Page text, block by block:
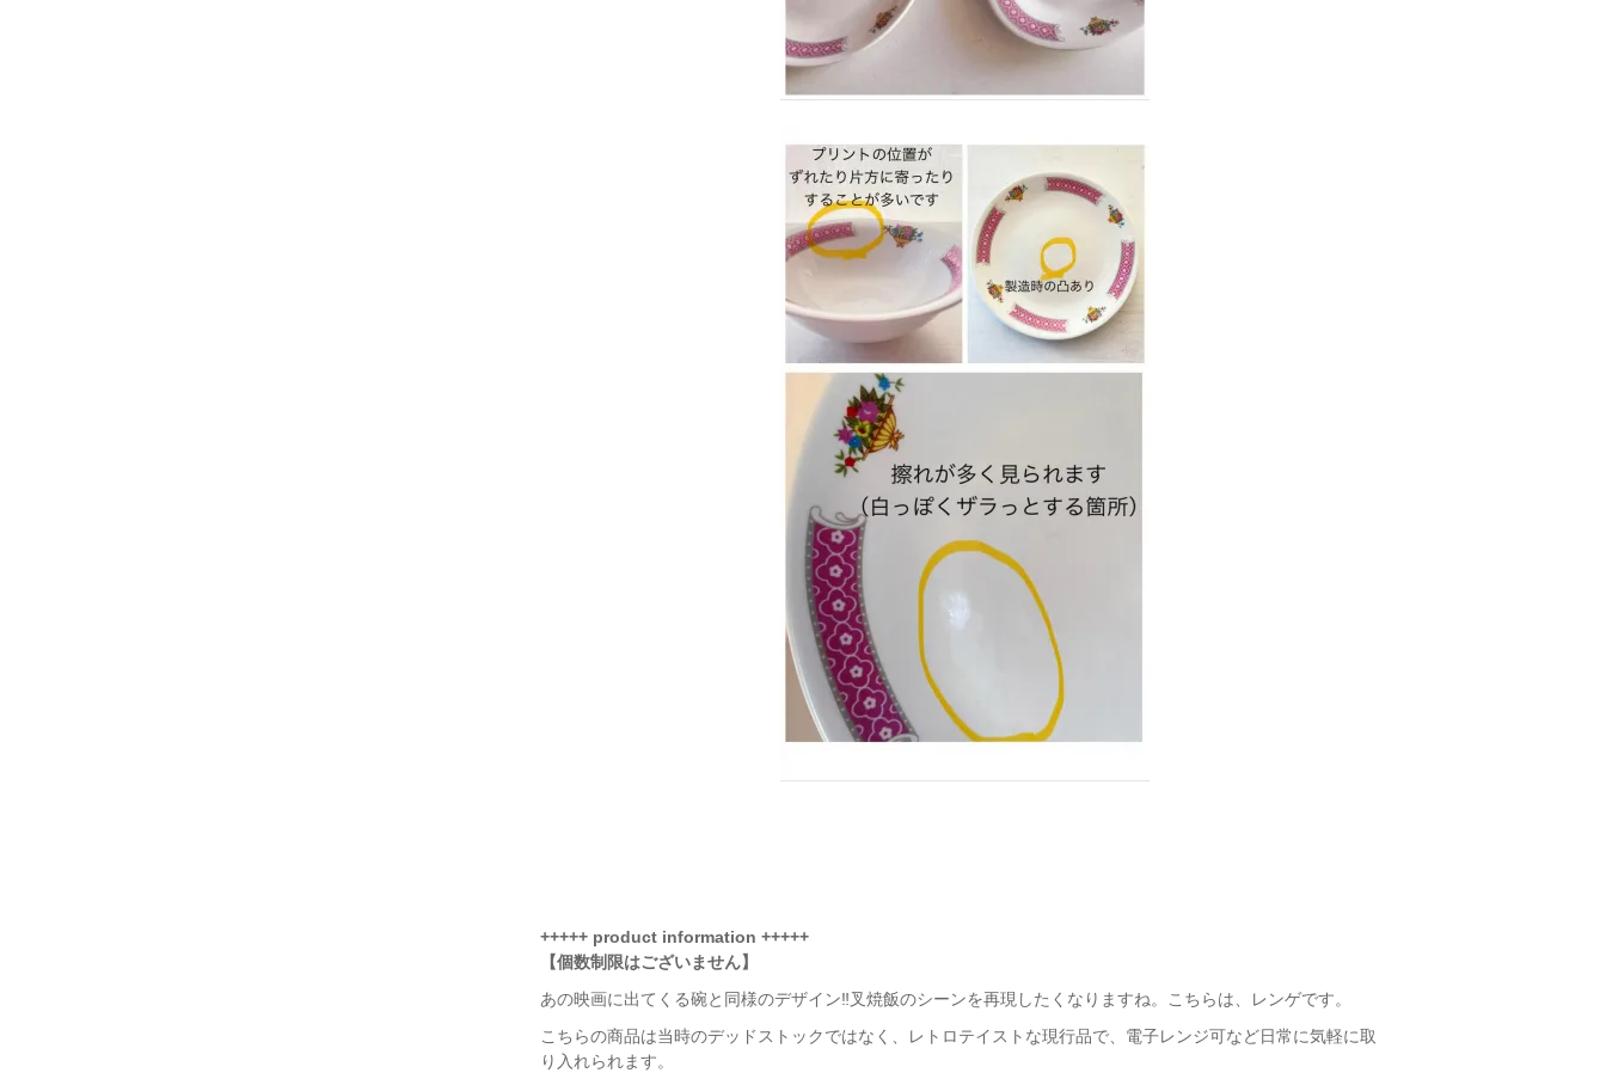
+++++ product information +++++
【個数制限はございません】
あの映画に出てくる碗と同様のデザイン‼叉焼飯のシーンを再現したくなりますね。こちらは、レンゲです。
こちらの商品は当時のデッドストックではなく、レトロテイストな現行品で、電子レンジ可など日常に気軽に取
り入れられます。